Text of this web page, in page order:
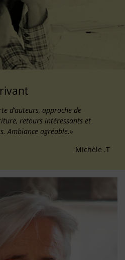
d’auteurs, approche de
retours intéressants et
Ambiance agréable.»
Michèle .T